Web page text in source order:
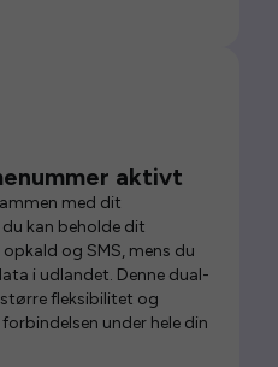
aktivt
med dit
kan beholde dit
og SMS, mens du
i udlandet. Denne dual-
fleksibilitet og
under hele din